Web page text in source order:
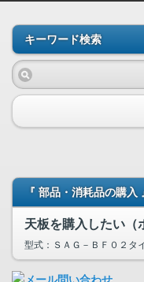
キーワード検索
『 部品・消耗品の購入
天板を購入したい（
型式：ＳＡＧ－ＢＦ０２タ